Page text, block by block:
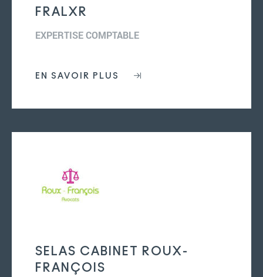
FRALXR
EXPERTISE COMPTABLE
EN SAVOIR PLUS
SELAS CABINET ROUX-
FRANÇOIS